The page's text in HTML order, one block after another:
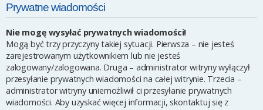
Prywatne wiadomości
Nie mogę wysyłać prywatnych wiadomości!
Mogą być trzy przyczyny takiej sytuacji. Pierwsza – nie jesteś
zarejestrowanym użytkownikiem lub nie jesteś
zalogowany/zalogowana. Druga – administrator witryny wyłączył
przesyłanie prywatnych wiadomości na całej witrynie. Trzecia –
administrator witryny uniemożliwił ci przesyłanie prywatnych
wiadomości. Aby uzyskać więcej informacji, skontaktuj się z